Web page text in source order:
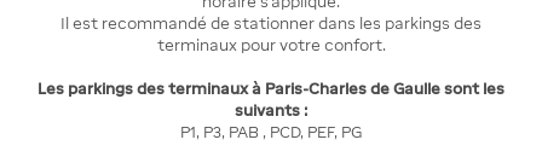
Il est recommandé de stationner dans les parkings des
terminaux pour votre confort.
Les parkings des terminaux à Paris-Charles de Gaulle sont les
suivants :
P1, P3, PAB , PCD, PEF, PG